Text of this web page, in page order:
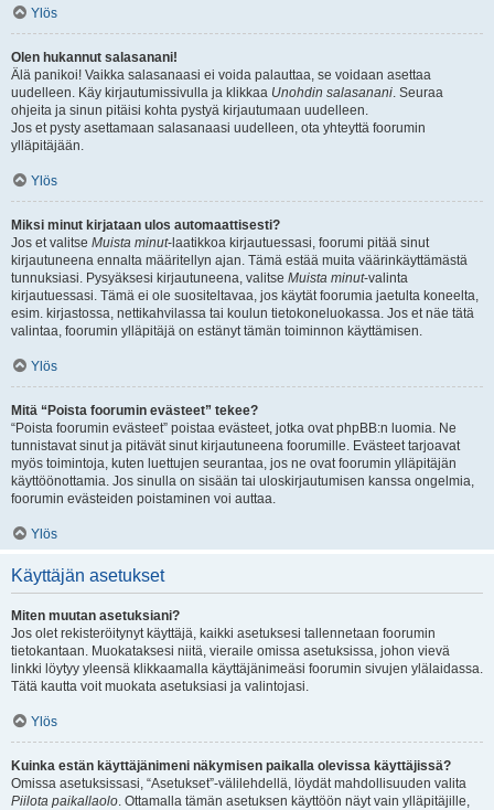
Ylös
Olen hukannut salasanani!
Älä panikoi! Vaikka salasanaasi ei voida palauttaa, se voidaan asettaa
uudelleen. Käy kirjautumissivulla ja klikkaa Unohdin salasanani. Seuraa
ohjeita ja sinun pitäisi kohta pystyä kirjautumaan uudelleen.
Jos et pysty asettamaan salasanaasi uudelleen, ota yhteyttä foorumin
ylläpitäjään.
Ylös
Miksi minut kirjataan ulos automaattisesti?
Jos et valitse Muista minut-laatikkoa kirjautuessasi, foorumi pitää sinut
kirjautuneena ennalta määritellyn ajan. Tämä estää muita väärinkäyttämästä
tunnuksiasi. Pysyäksesi kirjautuneena, valitse Muista minut-valinta
kirjautuessasi. Tämä ei ole suositeltavaa, jos käytät foorumia jaetulta koneelta,
esim. kirjastossa, nettikahvilassa tai koulun tietokoneluokassa. Jos et näe tätä
valintaa, foorumin ylläpitäjä on estänyt tämän toiminnon käyttämisen.
Ylös
Mitä “Poista foorumin evästeet” tekee?
“Poista foorumin evästeet” poistaa evästeet, jotka ovat phpBB:n luomia. Ne
tunnistavat sinut ja pitävät sinut kirjautuneena foorumille. Evästeet tarjoavat
myös toimintoja, kuten luettujen seurantaa, jos ne ovat foorumin ylläpitäjän
käyttöönottamia. Jos sinulla on sisään tai uloskirjautumisen kanssa ongelmia,
foorumin evästeiden poistaminen voi auttaa.
Ylös
Käyttäjän asetukset
Miten muutan asetuksiani?
Jos olet rekisteröitynyt käyttäjä, kaikki asetuksesi tallennetaan foorumin
tietokantaan. Muokataksesi niitä, vieraile omissa asetuksissa, johon vievä
linkki löytyy yleensä klikkaamalla käyttäjänimeäsi foorumin sivujen ylälaidassa.
Tätä kautta voit muokata asetuksiasi ja valintojasi.
Ylös
Kuinka estän käyttäjänimeni näkymisen paikalla olevissa käyttäjissä?
Omissa asetuksissasi, “Asetukset”-välilehdellä, löydät mahdollisuuden valita
Piilota paikallaolo. Ottamalla tämän asetuksen käyttöön näyt vain ylläpitäjille,